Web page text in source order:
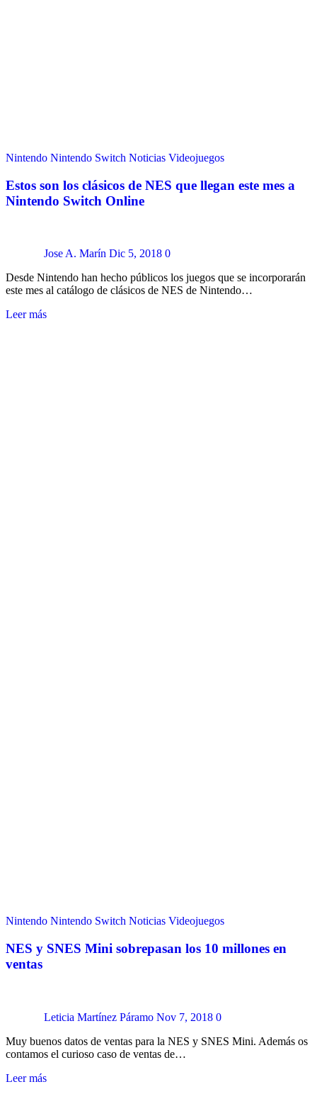
Nintendo Nintendo Switch Noticias Videojuegos
Estos son los clásicos de NES que llegan este mes a
Nintendo Switch Online
Jose A. Marín Dic 5, 2018 0
Desde Nintendo han hecho públicos los juegos que se incorporarán
este mes al catálogo de clásicos de NES de Nintendo…
Leer más
Nintendo Nintendo Switch Noticias Videojuegos
NES y SNES Mini sobrepasan los 10 millones en
ventas
Leticia Martínez Páramo Nov 7, 2018 0
Muy buenos datos de ventas para la NES y SNES Mini. Además os
contamos el curioso caso de ventas de…
Leer más